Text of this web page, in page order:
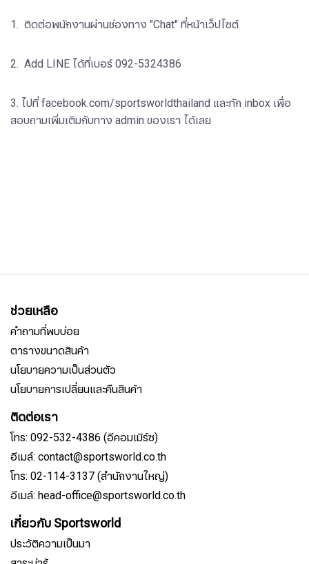
1. ติดต่อพนักงานผ่านช่องทาง "Chat" ที่หน้าเว็ปไซต์
2. Add LINE ได้ที่​​เบอร์ 092-5324386
3. ไปที่ facebook.com/sportsworldthailand และทัก inbox เพื่อ
สอบถามเพิ่มเติมกับทาง admin ของเรา ได้เลย
ช่วยเหลือ
คำถามที่พบบ่อย
ตารางขนาดสินค้า
นโยบายความเป็นส่วนตัว
นโยบายการเปลี่ยนและคืนสินค้า
ติดต่อเรา
โทร: 092-532-4386 (อีคอมเมิร์ซ)
อีเมล์: contact@sportsworld.co.th
โทร: 02-114-3137 (สำนักงานใหญ่)
อีเมล์: head-office@sportsworld.co.th
เกี่ยวกับ Sportsworld
ประวัติความเป็นมา